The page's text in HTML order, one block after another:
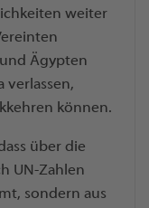
weiter
Ägypten
verlassen,
können.
über die
UN-Zahlen
sondern aus